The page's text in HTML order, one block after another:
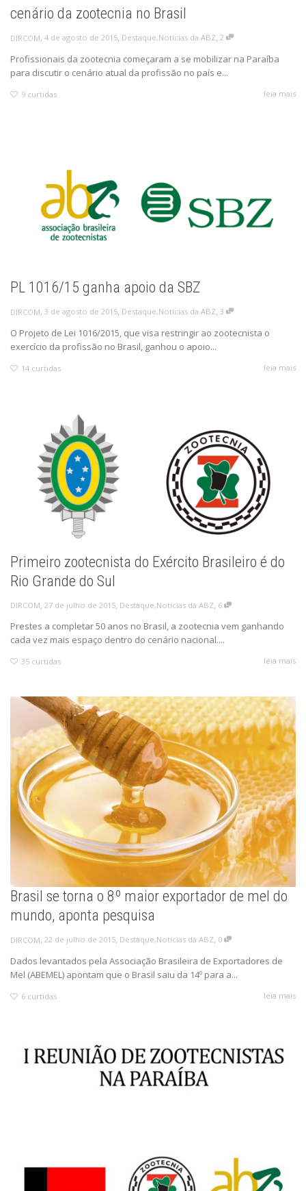
cenário da zootecnia no Brasil
DIRCOM, 4 de agosto de 2015, Destaque,Notícias da ABZ, 2
Profissionais da zootecnia começaram a se mobilizar na Paraíba
para discutir o cenário atual da profissão no país e...
9 curtidas leia mais
PL 1016/15 ganha apoio da SBZ
DIRCOM, 3 de agosto de 2015, Destaque,Notícias da ABZ, 3
O Projeto de Lei 1016/2015, que visa restringir ao zootecnista o
exercício da profissão no Brasil, ganhou o apoio...
14 curtidas leia mais
Primeiro zootecnista do Exército Brasileiro é do
Rio Grande do Sul
DIRCOM, 27 de julho de 2015, Destaque,Notícias da ABZ, 6
Prestes a completar 50 anos no Brasil, a zootecnia vem ganhando
cada vez mais espaço dentro do cenário nacional....
35 curtidas leia mais
Brasil se torna o 8º maior exportador de mel do
mundo, aponta pesquisa
DIRCOM, 22 de julho de 2015, Destaque,Notícias da ABZ, 0
Dados levantados pela Associação Brasileira de Exportadores de
Mel (ABEMEL) apontam que o Brasil saiu da 14º para a...
6 curtidas leia mais